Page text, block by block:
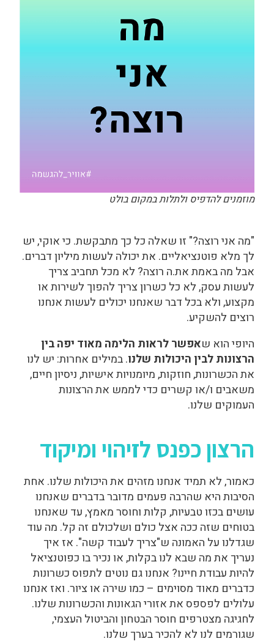
מוזמנים להדפיס ולתלות במקום בולט
"מה אני רוצה?" זו שאלה כל כך מתבקשת. כי אוקי, יש
לך מלא פוטנציאליים. את יכולה לעשות מיליון דברים.
אבל מה באמת את.ה רוצה? לא מכל תחביב צריך
לעשות עסק, לא כל כשרון צריך להפוך לשירות או
מקצוע, ולא בכל דבר שאנחנו יכולים לעשות אנחנו
רוצים להשקיע.
היופי הוא שאפשר לראות הלימה מאוד יפה בין
הרצונות לבין היכולות שלנו. במילים אחרות: יש לנו
את הכשרונות, חוזקות, מיומנויות אישיות, ניסיון חיים,
משאבים ו/או קשרים כדי לממש את הרצונות
העמוקים שלנו.
הרצון כפנס לזיהוי ומיקוד
כאמור, לא תמיד אנחנו מזהים את היכולות שלנו. אחת
הסיבות היא שהרבה פעמים מדובר בדברים שאנחנו
עושים בכזו טבעיות, קלות וחוסר מאמץ, עד שאנחנו
בטוחים שזה ככה אצל כולם ושלכולם זה קל. מה עוד
שגדלנו על האמונה ש"צריך לעבוד קשה". אז איך
נעריך את מה שבא לנו בקלות, או נכיר בו כפוטנציאל
להיות עבודת חיינו? אנחנו גם נוטים לתפוס כשרונות
כדברים מאוד מסוימים – כמו שירה או ציור. ואז אנחנו
עלולים לפספס את אזורי הגאונות והכשרונות שלנו.
לחגיגה מצטרפים חוסר הבטחון והביטול העצמי,
שגורמים לנו לא להכיר בערך שלנו.